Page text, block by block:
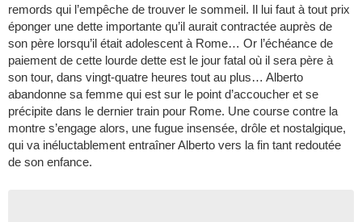
remords qui l’empêche de trouver le sommeil. Il lui faut à tout prix
éponger une dette importante qu’il aurait contractée auprès de
son père lorsqu’il était adolescent à Rome… Or l’échéance de
paiement de cette lourde dette est le jour fatal où il sera père à
son tour, dans vingt-quatre heures tout au plus… Alberto
abandonne sa femme qui est sur le point d’accoucher et se
précipite dans le dernier train pour Rome. Une course contre la
montre s’engage alors, une fugue insensée, drôle et nostalgique,
qui va inéluctablement entraîner Alberto vers la fin tant redoutée
de son enfance.